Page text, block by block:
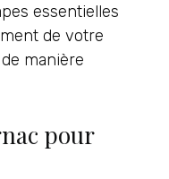
essentielles
de votre
manière
pour